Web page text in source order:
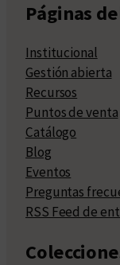
Páginas
Institucional
Gestión abierta
Recursos
Puntos de venta
Catálogo
Blog
Eventos
Preguntas
RSS Feed de